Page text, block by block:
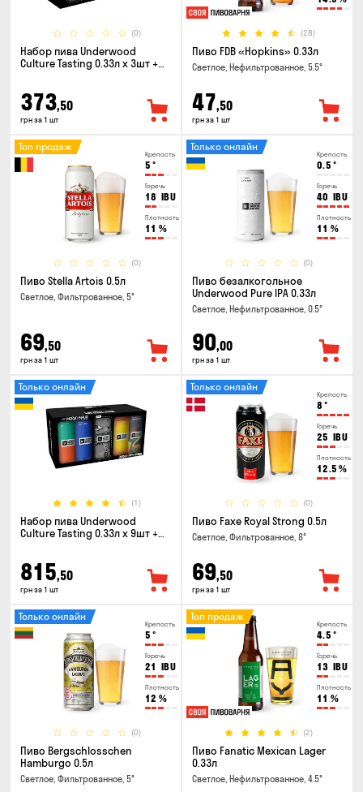
(0)
Набор пива Underwood
Culture Tasting 0.33л x 3шт +
373,50
грн за 1 шт
(28)
Пиво FDB «Hopkins» 0.33л
Светлое, Нефильтрованное, 5.5°
47,50
грн за 1 шт
Крепость
5 °
Горечь
18 IBU
Плотность
11 %
(0)
Топ продаж
Пиво Stella Artois 0.5л
Светлое, Фильтрованное, 5°
69,50
грн за 1 шт
Крепость
0.5 °
Горечь
40 IBU
Плотность
11 %
(0)
Только онлайн
Пиво безалкогольное
Underwood Pure IPA 0.33л
Светлое, Нефильтрованное, 0.5°
90,00
грн за 1 шт
(1)
Только онлайн
Набор пива Underwood
Culture Tasting 0.33л x 9шт +
815,50
грн за 1 шт
Крепость
8 °
Горечь
25 IBU
Плотность
12.5 %
(0)
Только онлайн
Пиво Faxe Royal Strong 0.5л
Светлое, Фильтрованное, 8°
69,50
грн за 1 шт
Крепость
5 °
Горечь
21 IBU
Плотность
12 %
(0)
Только онлайн
Пиво Bergschlosschen
Hamburgo 0.5л
Светлое, Фильтрованное, 5°
Крепость
4.5 °
Горечь
13 IBU
Плотность
11 %
(2)
Топ продаж
Пиво Fanatic Mexican Lager
0.33л
Светлое, Нефильтрованное, 4.5°